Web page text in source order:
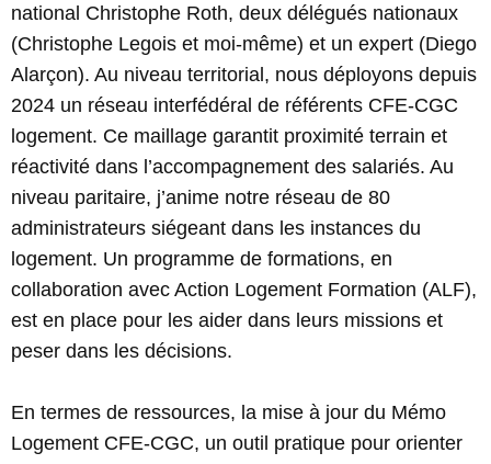
national Christophe Roth, deux délégués nationaux
(Christophe Legois et moi-même) et un expert (Diego
Alarçon). Au niveau territorial, nous déployons depuis
2024 un réseau interfédéral de référents CFE-CGC
logement. Ce maillage garantit proximité terrain et
réactivité dans l’accompagnement des salariés. Au
niveau paritaire, j’anime notre réseau de 80
administrateurs siégeant dans les instances du
logement. Un programme de formations, en
collaboration avec Action Logement Formation (ALF),
est en place pour les aider dans leurs missions et
peser dans les décisions.
En termes de ressources, la mise à jour du Mémo
Logement CFE-CGC, un outil pratique pour orienter